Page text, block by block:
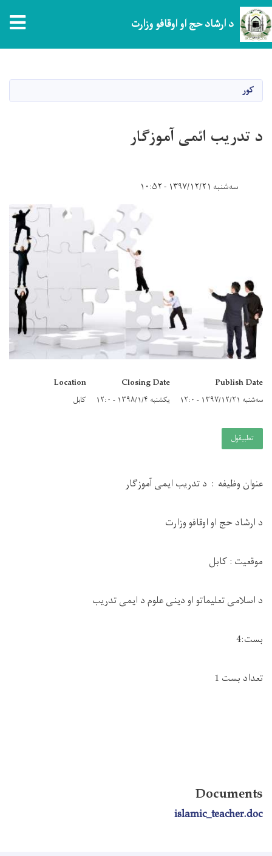
د ارشاد حج او اوقافو وزارت
کور
د تدریب ائمی آموزگار
سه‌شنبه ۱۳۹۷/۱۲/۲۱ - ۱۰:۵۲
Publish Date
سه‌شنبه ۱۳۹۷/۱۲/۲۱ - ۱۲:۰
Closing Date
یکشنبه ۱۳۹۸/۱/۴ - ۱۲:۰
Location
کابل
تطبيقول
عنوان وظیفه : د تدریب ایمی آموزگار
د ارشاد حج او اوقافو وزارت
موقعیت :کابل
د اسلامی تعلیماتو او دینی علوم د ایمی تدریب
بست:4
تعداد بست 1
Documents
islamic_teacher.doc